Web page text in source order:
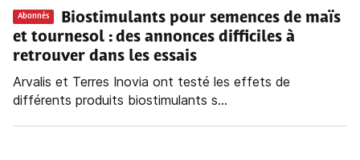
Abonnés
Biostimulants pour semences de maïs
et tournesol : des annonces difficiles à
retrouver dans les essais
Arvalis et Terres Inovia ont testé les effets de
différents produits biostimulants s...